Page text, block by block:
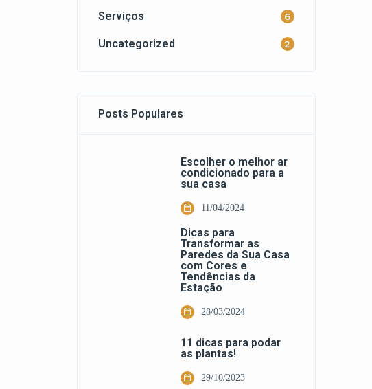
Serviços 6
Uncategorized 2
Posts Populares
Escolher o melhor ar
condicionado para a
sua casa
11/04/2024
Dicas para
Transformar as
Paredes da Sua Casa
com Cores e
Tendências da
Estação
28/03/2024
11 dicas para podar
as plantas!
29/10/2023